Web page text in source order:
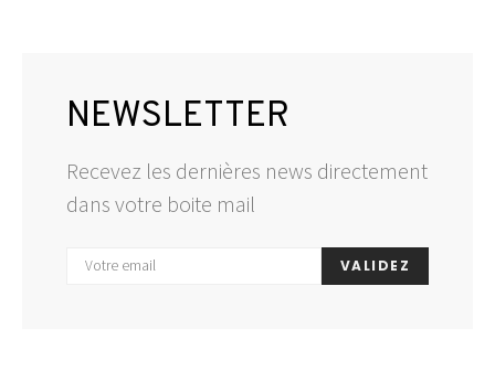
NEWSLETTER
Recevez les dernières news directement
dans votre boite mail
VALIDEZ